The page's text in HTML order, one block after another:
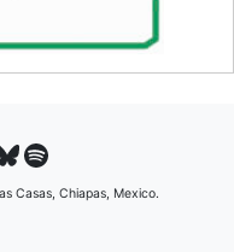
Spotify
Casas, Chiapas, Mexico.